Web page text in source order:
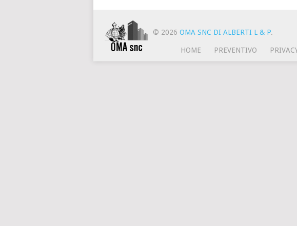
© 2026 OMA SNC DI ALBERTI L & P.
HOME PREVENTIVO